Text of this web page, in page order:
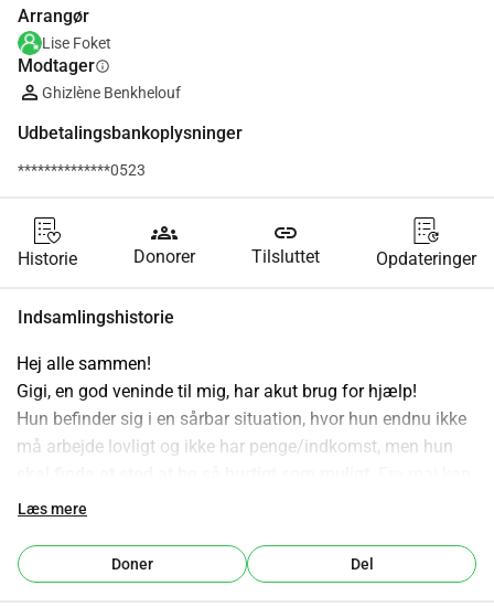
Arrangør
Lise Foket
Modtagerinfo
Ghizlène Benkhelouf
Udbetalingsbankoplysninger
**************0523
Historie
groups
Donorer
link
Tilsluttet Opdateringer
Indsamlingshistorie
Hej alle sammen!
Gigi, en god veninde til mig, har akut brug for hjælp!
Hun befinder sig i en sårbar situation, hvor hun endnu ikke
hun arbejde, men indtil da har hun selvfølgelig også brug
igennem denne periode starter jeg denne crowdfunding for
at hjælpe hende.
Læs mere
Doner Del